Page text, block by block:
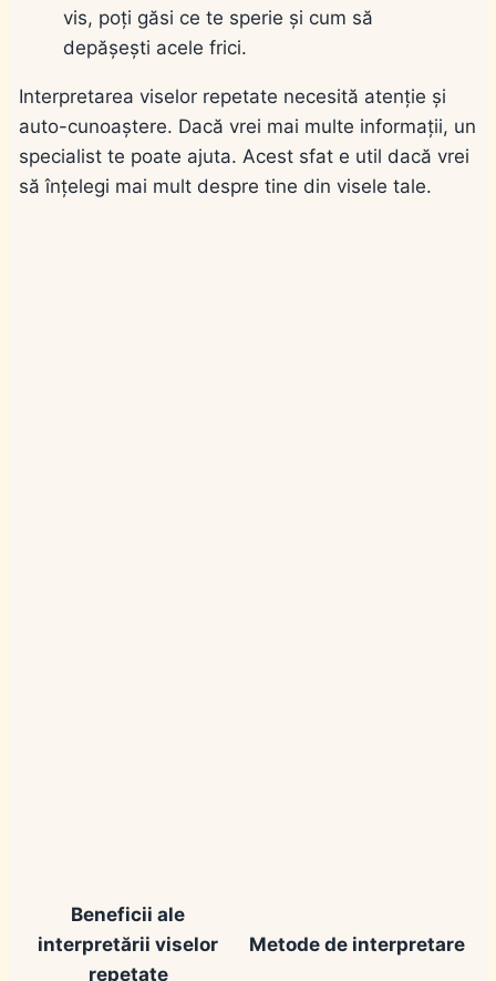
vis, poți găsi ce te sperie și cum să
depășești acele frici.
Interpretarea viselor repetate necesită atenție și
auto-cunoaștere. Dacă vrei mai multe informații, un
specialist te poate ajuta. Acest sfat e util dacă vrei
să înțelegi mai mult despre tine din visele tale.
Beneficii ale
interpretării viselor
repetate
Metode de interpretare